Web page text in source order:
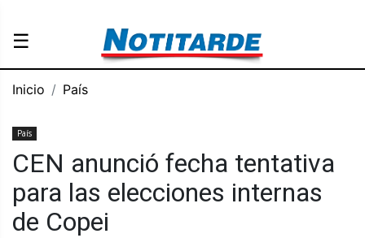
☰
Inicio País
País
CEN anunció fecha tentativa
para las elecciones internas
de Copei